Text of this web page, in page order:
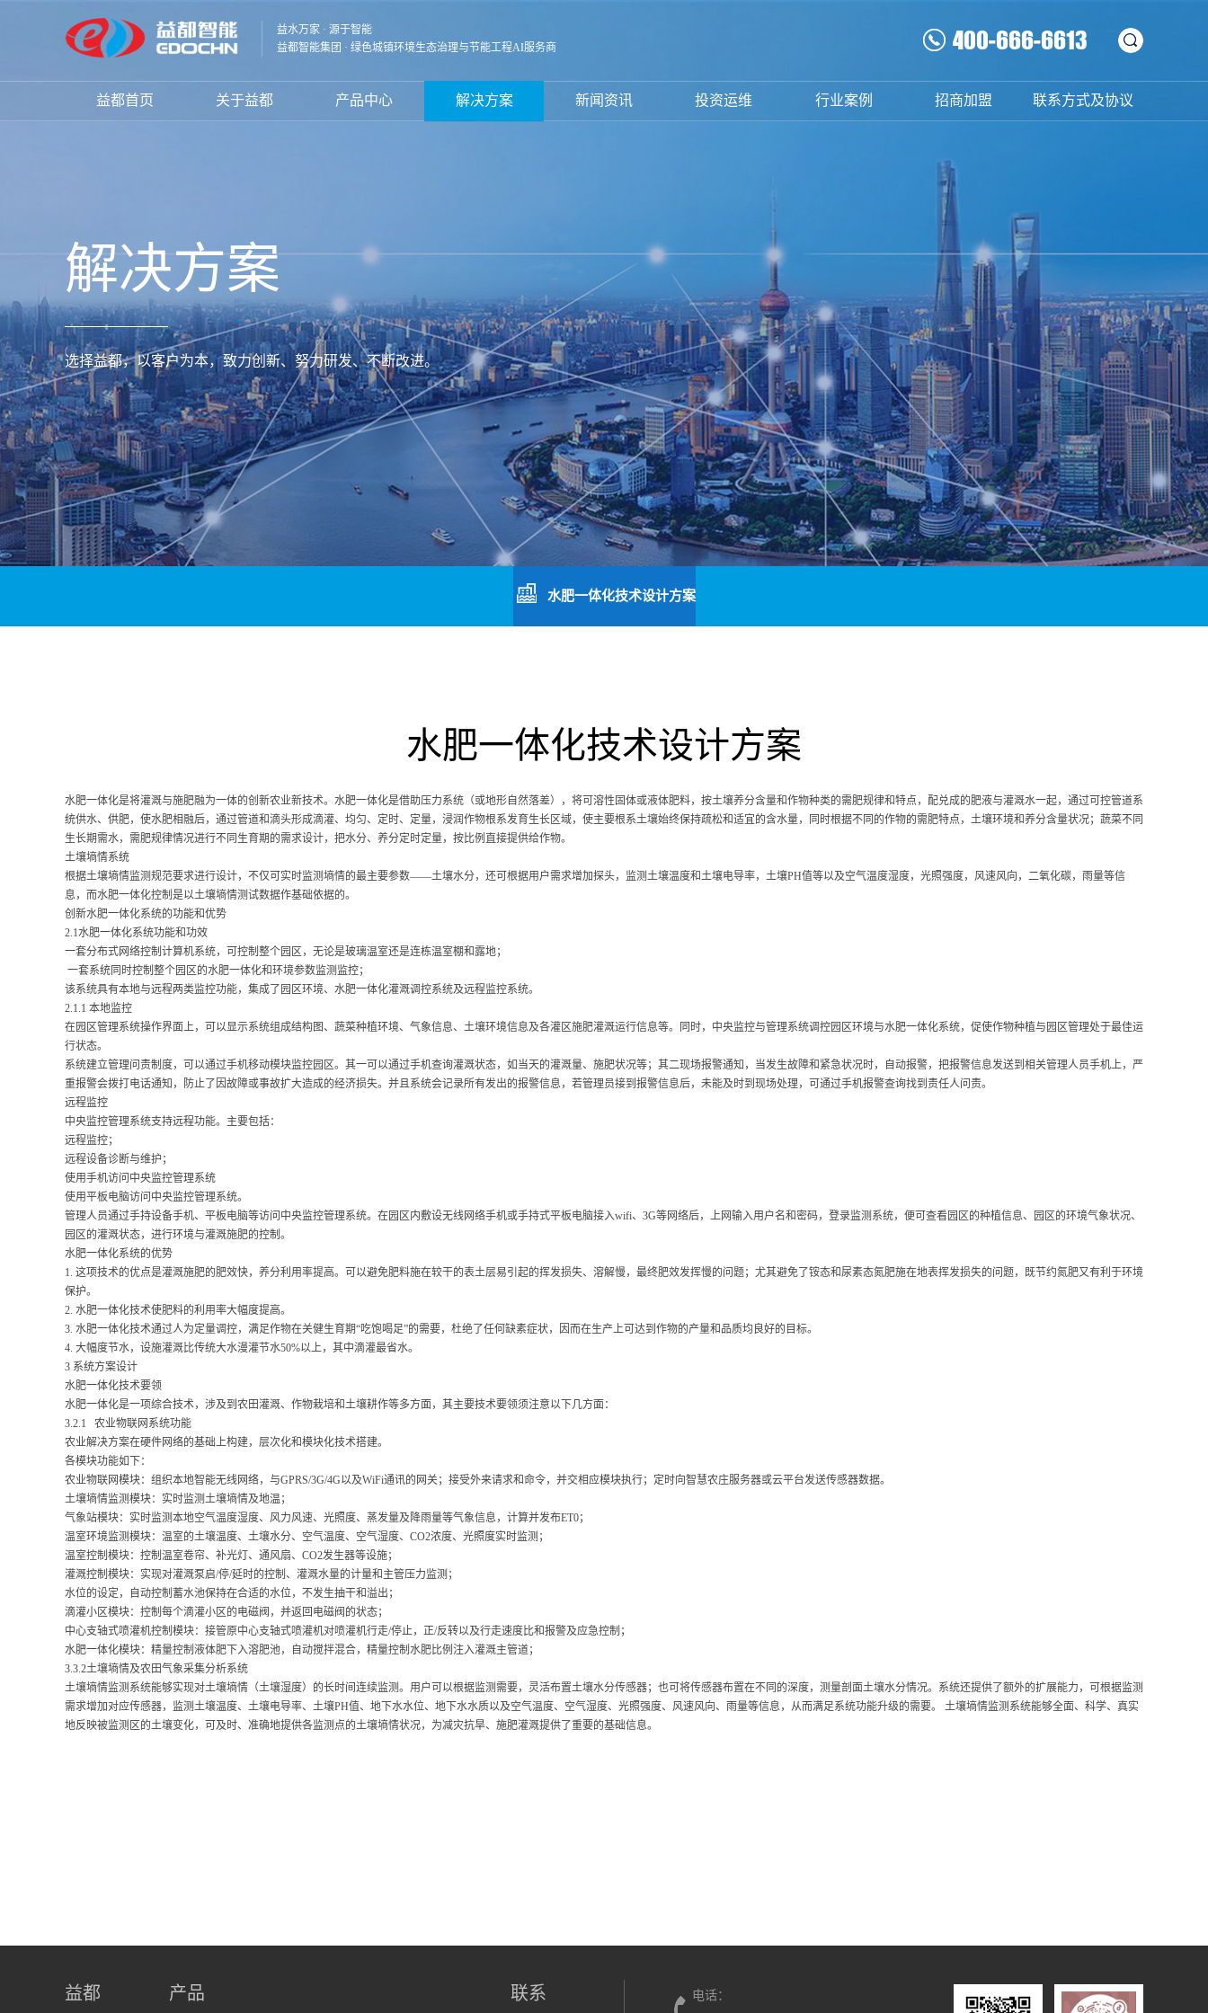
400-666-6613
益水万家 · 源于智能
益都智能集团 · 绿色城镇环境生态治理与节能工程AI服务商
益都首页 关于益都 产品中心 解决方案 新闻资讯 投资运维 行业案例 招商加盟 联系方式及协议
解决方案
选择益都，以客户为本，致力创新、努力研发、不断改进。
水肥一体化技术设计方案
水肥一体化技术设计方案
水肥一体化是将灌溉与施肥融为一体的创新农业新技术。水肥一体化是借助压力系统（或地形自然落差），将可溶性固体或液体肥料，按土壤养分含量和作物种类的需肥规律和特点，配兑成的肥液与灌溉水一起，通过可控管道系
统供水、供肥，使水肥相融后，通过管道和滴头形成滴灌、均匀、定时、定量，浸润作物根系发育生长区域，使主要根系土壤始终保持疏松和适宜的含水量，同时根据不同的作物的需肥特点，土壤环境和养分含量状况；蔬菜不同
生长期需水，需肥规律情况进行不同生育期的需求设计，把水分、养分定时定量，按比例直接提供给作物。
土壤墒情系统
根据土壤墒情监测规范要求进行设计，不仅可实时监测墒情的最主要参数——土壤水分，还可根据用户需求增加探头，监测土壤温度和土壤电导率，土壤PH值等以及空气温度湿度，光照强度，风速风向，二氧化碳，雨量等信
息，而水肥一体化控制是以土壤墒情测试数据作基础依据的。
创新水肥一体化系统的功能和优势
2.1水肥一体化系统功能和功效
一套分布式网络控制计算机系统，可控制整个园区，无论是玻璃温室还是连栋温室棚和露地；
一套系统同时控制整个园区的水肥一体化和环境参数监测监控；
该系统具有本地与远程两类监控功能，集成了园区环境、水肥一体化灌溉调控系统及远程监控系统。
2.1.1 本地监控
在园区管理系统操作界面上，可以显示系统组成结构图、蔬菜种植环境、气象信息、土壤环境信息及各灌区施肥灌溉运行信息等。同时，中央监控与管理系统调控园区环境与水肥一体化系统，促使作物种植与园区管理处于最佳运
行状态。
系统建立管理问责制度，可以通过手机移动模块监控园区。其一可以通过手机查询灌溉状态，如当天的灌溉量、施肥状况等；其二现场报警通知，当发生故障和紧急状况时，自动报警，把报警信息发送到相关管理人员手机上，严
重报警会拨打电话通知，防止了因故障或事故扩大造成的经济损失。并且系统会记录所有发出的报警信息，若管理员接到报警信息后，未能及时到现场处理，可通过手机报警查询找到责任人问责。
远程监控
中央监控管理系统支持远程功能。主要包括：
远程监控；
远程设备诊断与维护；
使用手机访问中央监控管理系统
使用平板电脑访问中央监控管理系统。
管理人员通过手持设备手机、平板电脑等访问中央监控管理系统。在园区内敷设无线网络手机或手持式平板电脑接入wifi、3G等网络后，上网输入用户名和密码，登录监测系统，便可查看园区的种植信息、园区的环境气象状况、
园区的灌溉状态，进行环境与灌溉施肥的控制。
水肥一体化系统的优势
1. 这项技术的优点是灌溉施肥的肥效快，养分利用率提高。可以避免肥料施在较干的表土层易引起的挥发损失、溶解慢，最终肥效发挥慢的问题；尤其避免了铵态和尿素态氮肥施在地表挥发损失的问题，既节约氮肥又有利于环境
保护。
2. 水肥一体化技术使肥料的利用率大幅度提高。
3. 水肥一体化技术通过人为定量调控，满足作物在关健生育期“吃饱喝足”的需要，杜绝了任何缺素症状，因而在生产上可达到作物的产量和品质均良好的目标。
4. 大幅度节水，设施灌溉比传统大水漫灌节水50%以上，其中滴灌最省水。
3 系统方案设计
水肥一体化技术要领
水肥一体化是一项综合技术，涉及到农田灌溉、作物栽培和土壤耕作等多方面，其主要技术要领须注意以下几方面：
3.2.1 农业物联网系统功能
农业解决方案在硬件网络的基础上构建，层次化和模块化技术搭建。
各模块功能如下：
农业物联网模块：组织本地智能无线网络，与GPRS/3G/4G以及WiFi通讯的网关；接受外来请求和命令，并交相应模块执行；定时向智慧农庄服务器或云平台发送传感器数据。
土壤墒情监测模块：实时监测土壤墒情及地温；
气象站模块：实时监测本地空气温度湿度、风力风速、光照度、蒸发量及降雨量等气象信息，计算并发布ET0；
温室环境监测模块：温室的土壤温度、土壤水分、空气温度、空气湿度、CO2浓度、光照度实时监测；
温室控制模块：控制温室卷帘、补光灯、通风扇、CO2发生器等设施；
灌溉控制模块：实现对灌溉泵启/停/延时的控制、灌溉水量的计量和主管压力监测；
水位的设定，自动控制蓄水池保持在合适的水位，不发生抽干和溢出；
滴灌小区模块：控制每个滴灌小区的电磁阀，并返回电磁阀的状态；
中心支轴式喷灌机控制模块：接管原中心支轴式喷灌机对喷灌机行走/停止，正/反转以及行走速度比和报警及应急控制；
水肥一体化模块：精量控制液体肥下入溶肥池，自动搅拌混合，精量控制水肥比例注入灌溉主管道；
3.3.2土壤墒情及农田气象采集分析系统
土壤墒情监测系统能够实现对土壤墒情（土壤湿度）的长时间连续监测。用户可以根据监测需要，灵活布置土壤水分传感器；也可将传感器布置在不同的深度，测量剖面土壤水分情况。系统还提供了额外的扩展能力，可根据监测
需求增加对应传感器，监测土壤温度、土壤电导率、土壤PH值、地下水水位、地下水水质以及空气温度、空气湿度、光照强度、风速风向、雨量等信息，从而满足系统功能升级的需要。 土壤墒情监测系统能够全面、科学、真实
地反映被监测区的土壤变化，可及时、准确地提供各监测点的土壤墒情状况，为减灾抗旱、施肥灌溉提供了重要的基础信息。
益都 产品 联系 电话：